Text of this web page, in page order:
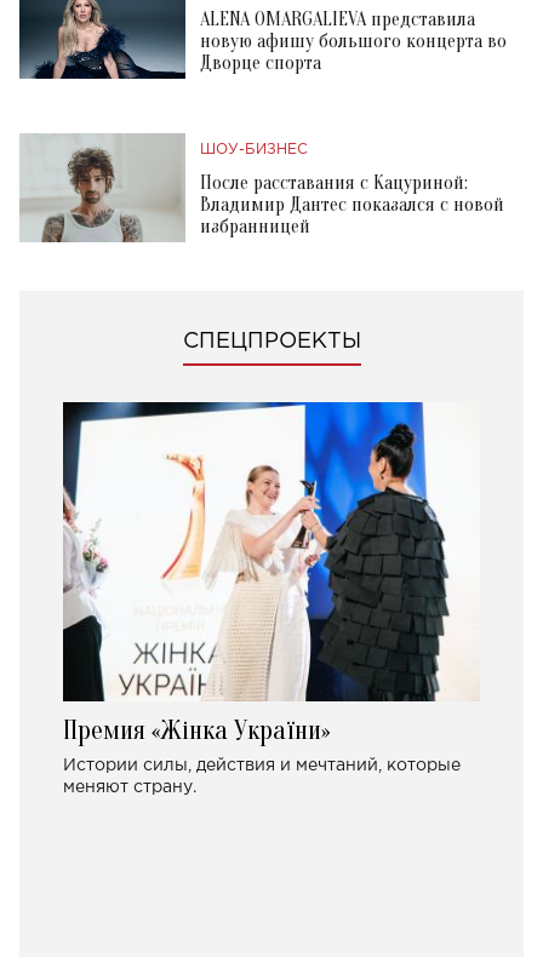
ALENA OMARGALIEVA представила
новую афишу большого концерта во
Дворце спорта
ШОУ-БИЗНЕС
После расставания с Кацуриной:
Владимир Дантес показался с новой
избранницей
СПЕЦПРОЕКТЫ
Премия «Жінка України»
Истории силы, действия и мечтаний, которые
меняют страну.